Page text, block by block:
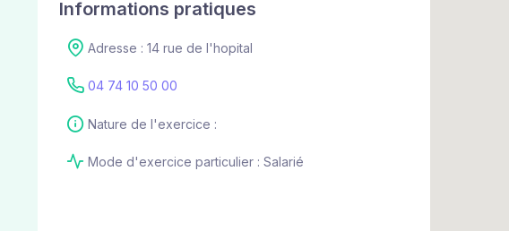
Informations pratiques
Adresse : 14 rue de l'hopital
04 74 10 50 00
Nature de l'exercice :
Mode d'exercice particulier : Salarié